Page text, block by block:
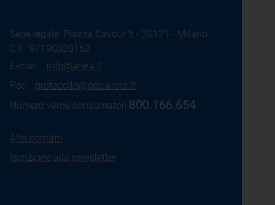
Sede legale: Piazza Cavour 5 - 20121 - Milano
C.F.: 97190020152
E-mail: info@arera.it
Pec: protocollo@pec.arera.it
Numero verde consumatori:800.166.654
Altri contatti
Iscrizione alla newsletter